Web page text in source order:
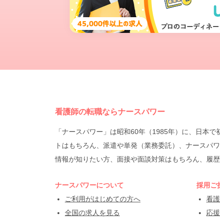
看護師の転職ならナースパワー
「ナースパワー」は昭和60年（1985年）に、日本
トはもちろん、派遣や単発（業務委託）、ナースパ
情報が知りたい方、面接や面談対策はもちろん、履
ナースパワーについて
ご利用がはじめての方へ
全国の求人を見る
採用ご
看
応